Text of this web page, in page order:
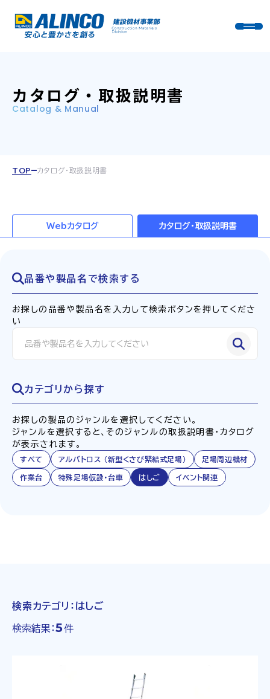
カタログ・取扱説明書
Catalog & Manual
TOP カタログ・取扱説明書
Webカタログ カタログ・取扱説明書
品番や製品名で検索する
お探しの品番や製品名を入力して検索ボタンを押してくださ
い
カテゴリから探す
お探しの製品のジャンルを選択してください。
ジャンルを選択すると、そのジャンルの取扱説明書・カタログ
が表示されます。
すべて アルバトロス （新型くさび緊結式足場） 足場周辺機材
作業台 特殊足場仮設・台車 はしご イベント関連
検索カテゴリ： はしご
検索結果：5件